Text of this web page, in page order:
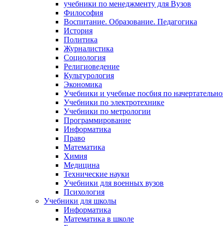
учебники по менеджменту для Вузов
Философия
Воспитание. Образование. Педагогика
История
Политика
Журналистика
Социология
Религиоведение
Культурология
Экономика
Учебники и учебные посбия по
Учебники по электротехнике
Учебники по метрологии
Программирование
Информатика
Право
Математика
Химия
Медицина
Технические науки
Учебники для военных вузов
Психология
Учебники для школы
Информатика
Математика в школе